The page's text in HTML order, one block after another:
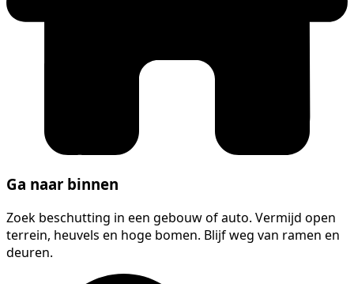
Ga naar binnen
Zoek beschutting in een gebouw of auto. Vermijd open
terrein, heuvels en hoge bomen. Blijf weg van ramen en
deuren.